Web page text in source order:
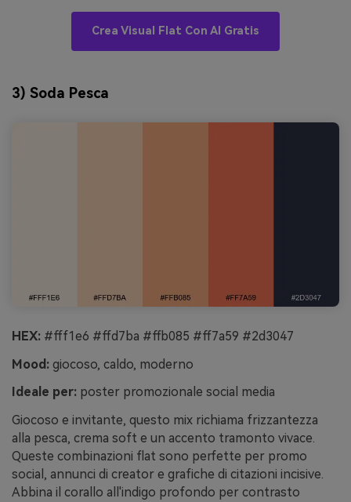
Crea Visual Flat Con AI Gratis
3) Soda Pesca
HEX: #fff1e6 #ffd7ba #ffb085 #ff7a59 #2d3047
Mood: giocoso, caldo, moderno
Ideale per: poster promozionale social media
Giocoso e invitante, questo mix richiama frizzantezza
alla pesca, crema soft e un accento tramonto vivace.
Queste combinazioni flat sono perfette per promo
social, annunci di creator e grafiche di citazioni incisive.
Abbina il corallo all'indigo profondo per contrasto